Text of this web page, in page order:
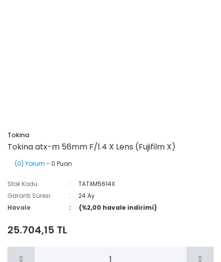
Tokina
Tokina atx-m 56mm F/1.4 X Lens (Fujifilm X)
(0) Yorum - 0 Puan
Stok Kodu
TATXM5614X
Garanti Süresi
24 Ay
Havale
(%2,00 havale indirimi)
25.704,15 TL